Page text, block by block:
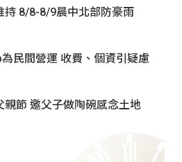
持 8/8-8/9晨中北部防豪雨
民間營運 收費、個資引疑慮
親節 邀父子做陶碗感念土地